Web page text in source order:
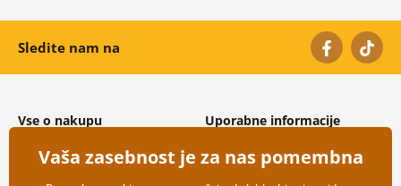
Sledite nam na
Vse o nakupu
Splošni in reklamacijski pogoji
Varovanje osebnih podatkov
Uporabne informacije
Pogosto zastavljena vprašanja
Vaša zasebnost je za nas pomembna